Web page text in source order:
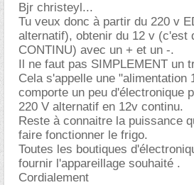
Bjr christeyl...
Tu veux donc à partir du 220 v
alternatif), obtenir du 12 v (c'est
CONTINU) avec un + et un -.
Il ne faut pas SIMPLEMENT un
Cela s'appelle une "alimentation
comporte un peu d'électronique
220 V alternatif en 12v continu.
Reste à connaitre la puissance
faire fonctionner le frigo.
Toutes les boutiques
fournir l'appareillage souhaité .
Cordialement